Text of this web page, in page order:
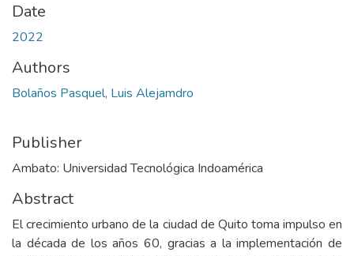
Date
2022
Authors
Bolaños Pasquel, Luis Alejamdro
Publisher
Ambato: Universidad Tecnológica Indoamérica
Abstract
El crecimiento urbano de la ciudad de Quito toma impulso en
la década de los años 60, gracias a la implementación de